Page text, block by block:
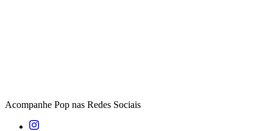
Acompanhe Pop nas Redes Sociais